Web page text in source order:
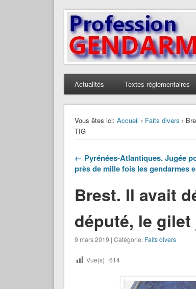
Profession
Le journal des gendarmes
Actualités Textes règlementaires
Vous êtes ici: Accueil › Faits divers ›
TIG
← Pyrénées-Atlantiques. Jugée
près de mille fois les gendarmes
Brest. Il avait
député, le gilet
9 mars 2019 | Catégorie: Faits divers
Vue(s) :614